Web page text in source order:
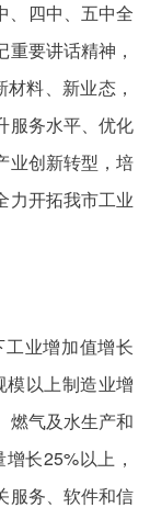
、四中、五中全
要讲话精神，
料、新业态，
服务水平、优化
业创新转型，培
力开拓我市工业
业增加值增长
模以上制造业增
燃气及水生产和
长25%以上，
服务、软件和信